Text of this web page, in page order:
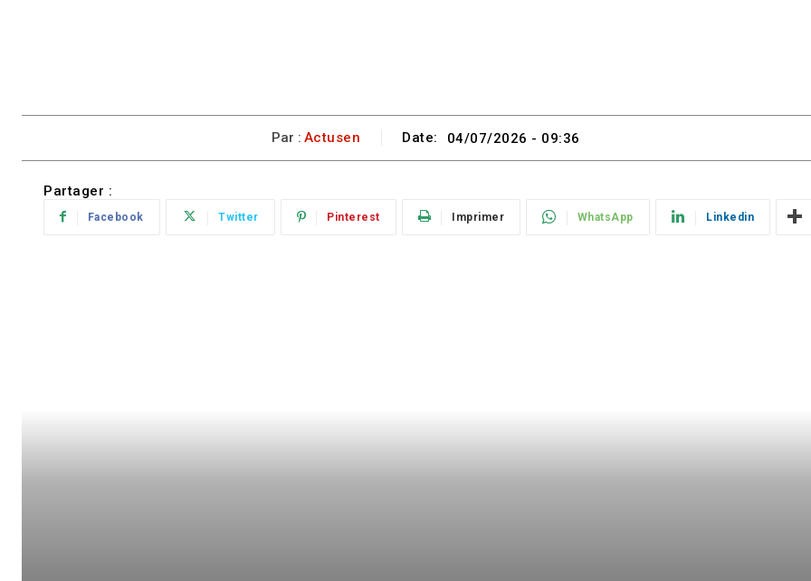
Par : Actusen Date: 04/07/2026 - 09:36
Partager :
Facebook Twitter Pinterest Imprimer WhatsApp Linkedin